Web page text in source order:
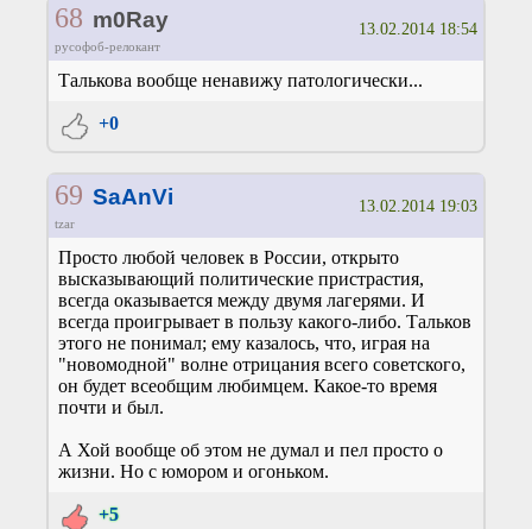
68 m0Ray
русофоб-релокант
13.02.2014 18:54
Талькова вообще ненавижу патологически...
+0
69 SaAnVi
tzar
13.02.2014 19:03
Просто любой человек в России, открыто
высказывающий политические пристрастия,
всегда оказывается между двумя лагерями. И
всегда проигрывает в пользу какого-либо. Тальков
этого не понимал; ему казалось, что, играя на
"новомодной" волне отрицания всего советского,
он будет всеобщим любимцем. Какое-то время
почти и был.
А Хой вообще об этом не думал и пел просто о
жизни. Но с юмором и огоньком.
+5